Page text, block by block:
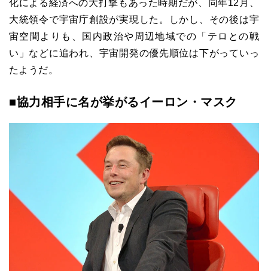
化による経済への大打撃もあった時期だが、同年12月、
大統領令で宇宙庁創設が実現した。しかし、その後は宇
宙空間よりも、国内政治や周辺地域での「テロとの戦
い」などに追われ、宇宙開発の優先順位は下がっていっ
たようだ。
■協力相手に名が挙がるイーロン・マスク